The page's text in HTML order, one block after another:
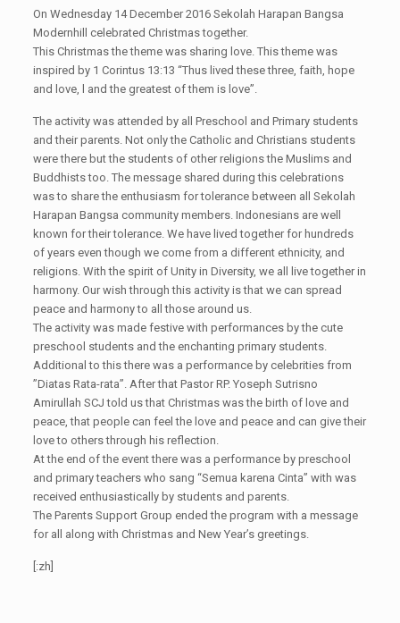
On Wednesday 14 December 2016 Sekolah Harapan Bangsa
Modernhill celebrated Christmas together.
This Christmas the theme was sharing love. This theme was
inspired by 1 Corintus 13:13 “Thus lived these three, faith, hope
and love, l and the greatest of them is love”.
The activity was attended by all Preschool and Primary students
and their parents. Not only the Catholic and Christians students
were there but the students of other religions the Muslims and
Buddhists too. The message shared during this celebrations
was to share the enthusiasm for tolerance between all Sekolah
Harapan Bangsa community members. Indonesians are well
known for their tolerance. We have lived together for hundreds
of years even though we come from a different ethnicity, and
religions. With the spirit of Unity in Diversity, we all live together in
harmony. Our wish through this activity is that we can spread
peace and harmony to all those around us.
The activity was made festive with performances by the cute
preschool students and the enchanting primary students.
Additional to this there was a performance by celebrities from
”Diatas Rata-rata”. After that Pastor RP. Yoseph Sutrisno
Amirullah SCJ told us that Christmas was the birth of love and
peace, that people can feel the love and peace and can give their
love to others through his reflection.
At the end of the event there was a performance by preschool
and primary teachers who sang “Semua karena Cinta” with was
received enthusiastically by students and parents.
The Parents Support Group ended the program with a message
for all along with Christmas and New Year’s greetings.
[:zh]